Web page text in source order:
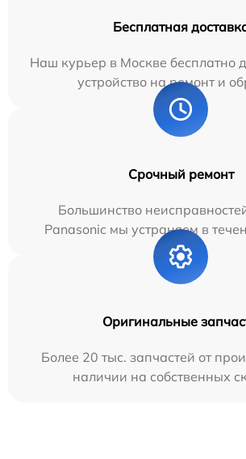
Бесплатная
Наш курьер в Москве бесплатно
устройство на ремонт и
Срочный ремонт
Большинство
Panasonic мы устраняем в
Оригинальные
Более 20 тыс. запчастей от
наличии на собственных